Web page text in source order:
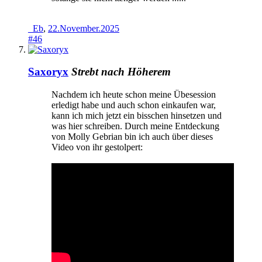
_Eb, 22.November.2025
#46
Saxoryx Strebt nach Höherem
Nachdem ich heute schon meine Übesession
erledigt habe und auch schon einkaufen war,
kann ich mich jetzt ein bisschen hinsetzen und
was hier schreiben. Durch meine Entdeckung
von Molly Gebrian bin ich auch über dieses
Video von ihr gestolpert: